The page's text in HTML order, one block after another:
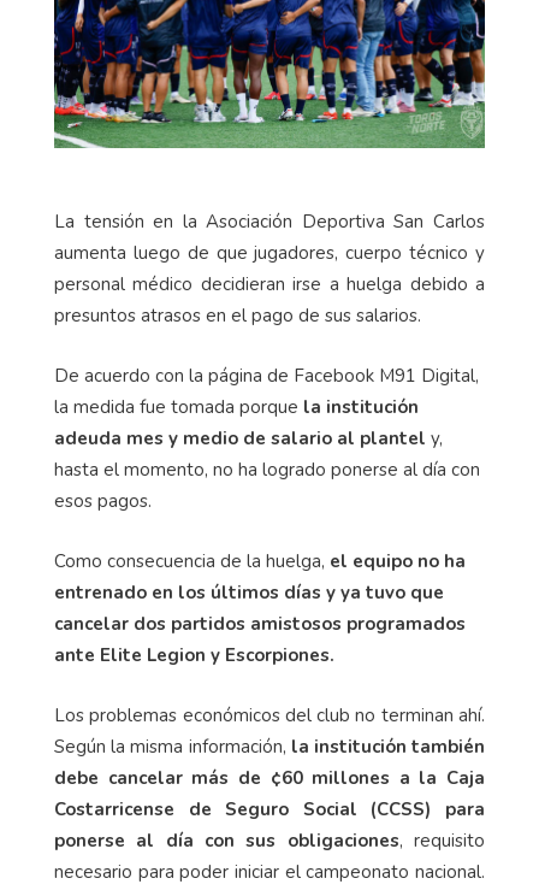
La tensión en la Asociación Deportiva San Carlos
aumenta luego de que jugadores, cuerpo técnico y
personal médico decidieran irse a huelga debido a
presuntos atrasos en el pago de sus salarios.
De acuerdo con la página de Facebook M91 Digital,
la medida fue tomada porque la institución
adeuda mes y medio de salario al plantel y,
hasta el momento, no ha logrado ponerse al día con
esos pagos.
Como consecuencia de la huelga, el equipo no ha
entrenado en los últimos días y ya tuvo que
cancelar dos partidos amistosos programados
ante Elite Legion y Escorpiones.
Los problemas económicos del club no terminan ahí.
Según la misma información, la institución también
debe cancelar más de ¢60 millones a la Caja
Costarricense de Seguro Social (CCSS) para
ponerse al día con sus obligaciones, requisito
necesario para poder iniciar el campeonato nacional.